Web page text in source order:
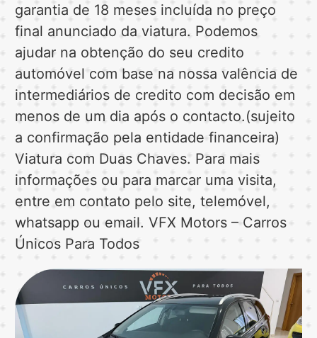
garantia de 18 meses incluída no preço
final anunciado da viatura. Podemos
ajudar na obtenção do seu credito
automóvel com base na nossa valência de
intermediários de credito com decisão em
menos de um dia após o contacto.(sujeito
a confirmação pela entidade financeira)
Viatura com Duas Chaves. Para mais
informações ou para marcar uma visita,
entre em contato pelo site, telemóvel,
whatsapp ou email. VFX Motors – Carros
Únicos Para Todos